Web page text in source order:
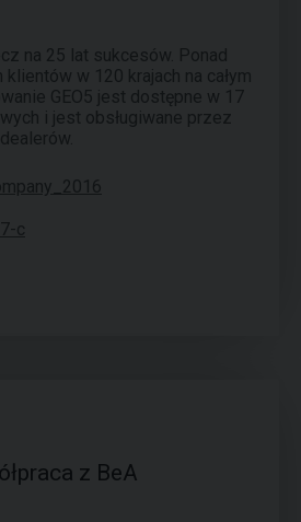
na 25 lat sukcesów. Ponad
w 120 krajach na całym
GEO5 jest dostępne w 17
i jest obsługiwane przez
z BeA